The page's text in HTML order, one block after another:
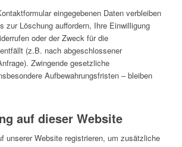
eingegebenen Daten verbleiben
zur Löschung auffordern, Ihre Einwilligung
oder der Zweck für die
(z.B. nach abgeschlossener
Zwingende gesetzliche
Aufbewahrungsfristen – bleiben
auf dieser Website
unserer Website registrieren, um zusätzliche